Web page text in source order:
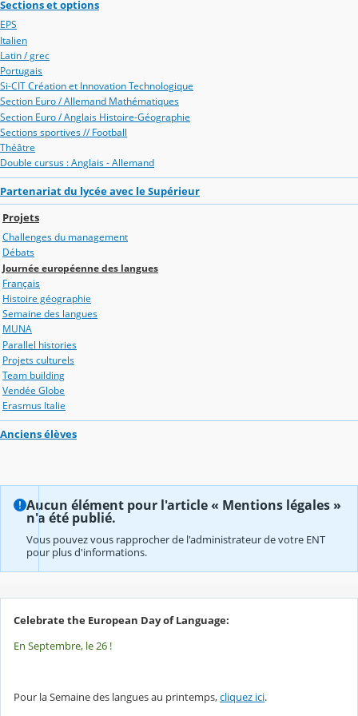
Sections et options
EPS
Italien
Latin / grec
Portugais
Si-CIT Création et Innovation Technologique
Section Euro / Allemand Mathématiques
Section Euro / Anglais Histoire-Géographie
Sections sportives // Football
Théâtre
Double cursus : Anglais - Allemand
Partenariat du lycée avec le Supérieur
Projets
Challenges du management
Débats
Journée européenne des langues
Français
Histoire géographie
Semaine des langues
MUNA
Parallel histories
Projets culturels
Team building
Vendée Globe
Erasmus Italie
Anciens élèves
Aucun élément pour l'article « Mentions légales »
n'a été publié.
Vous pouvez vous rapprocher de l'administrateur de votre ENT
pour plus d'informations.
Celebrate the European Day of Language:
En Septembre, le 26 !
Pour la Semaine des langues au printemps,cliquez ici.